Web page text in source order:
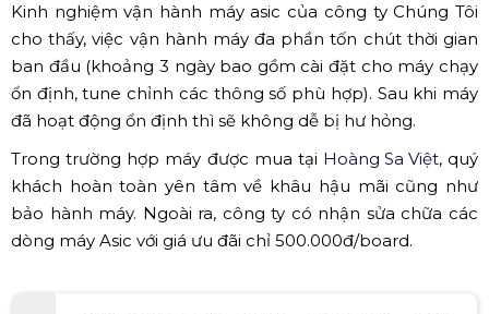
Kinh nghiệm vận hành máy asic của công ty Chúng Tôi
cho thấy, việc vận hành máy đa phần tốn chút thời gian
ban đầu (khoảng 3 ngày bao gồm cài đặt cho máy chạy
ổn định, tune chỉnh các thông số phù hợp). Sau khi máy
đã hoạt động ổn định thì sẽ không dễ bị hư hỏng.
Trong trường hợp máy được mua tại Hoàng Sa Việt, quý
khách hoàn toàn yên tâm về khâu hậu mãi cũng như
bảo hành máy. Ngoài ra, công ty có nhận sửa chữa các
dòng máy Asic với giá ưu đãi chỉ 500.000đ/board.